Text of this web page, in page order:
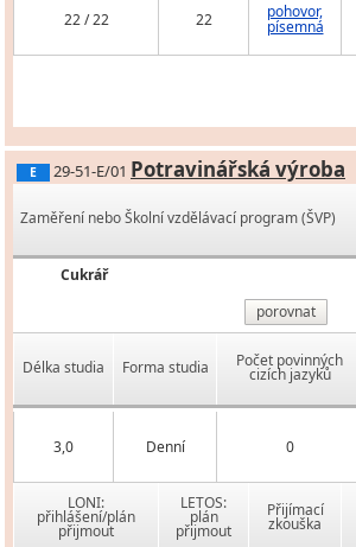
22 / 22 22 pohovor,
písemná
E 29-51-E/01 Potravinářská výroba
Zaměření nebo Školní vzdělávací program (ŠVP)
Cukrář
porovnat
Délka studia Forma studia Počet povinných
cizích jazyků
3,0 Denní 0
LONI:
přihlášení/plán
přijmout
LETOS:
plán
přijmout
Přijímací
zkouška